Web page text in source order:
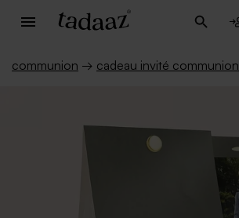
communion → cadeau invité communion